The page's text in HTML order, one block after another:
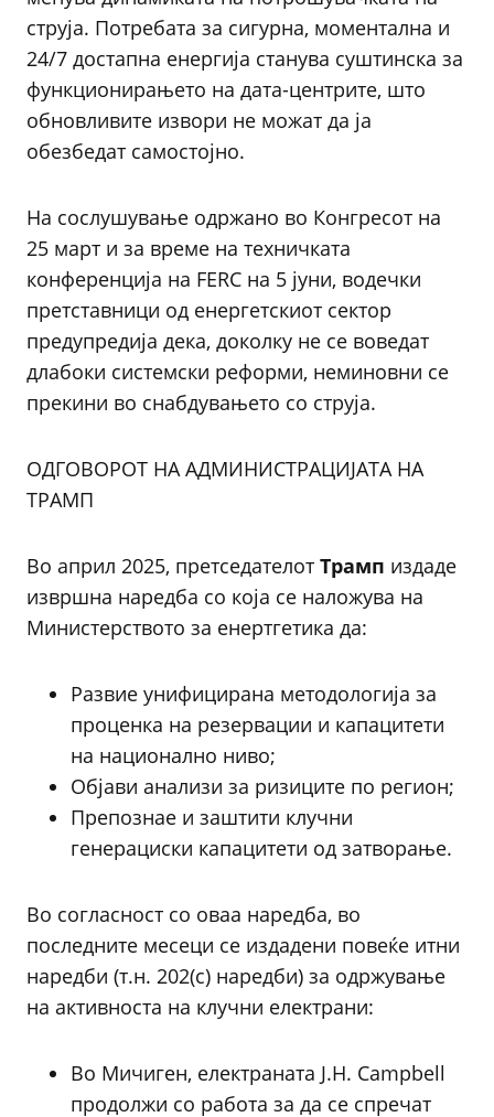
струја. Потребата за сигурна, моментална и
24/7 достапна енергија станува суштинска за
функционирањето на дата-центрите, што
обновливите извори не можат да ја
обезбедат самостојно.
На сослушување одржано во Конгресот на
25 март и за време на техничката
конференција на FERC на 5 јуни, водечки
претставници од енергетскиот сектор
предупредија дека, доколку не се воведат
длабоки системски реформи, неминовни се
прекини во снабдувањето со струја.
ОДГОВОРОТ НА АДМИНИСТРАЦИЈАТА НА
ТРАМП
Во април 2025, претседателот Трамп издаде
извршна наредба со која се наложува на
Министерството за енертгетика да:
Развие унифицирана методологија за
проценка на резервации и капацитети
на национално ниво;
Објави анализи за ризиците по регион;
Препознае и заштити клучни
генерациски капацитети од затворање.
Во согласност со оваа наредба, во
последните месеци се издадени повеќе итни
наредби (т.н. 202(c) наредби) за одржување
на активноста на клучни електрани:
Во Мичиген, електраната J.H. Campbell
продолжи со работа за да се спречат